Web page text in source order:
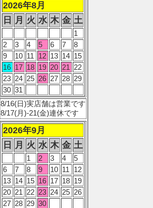
2026年8月
日 月 火 水 木 金 土
1
2
3 4 5 6 7
8
9
10 11 12 13 14 15
16 17 18 19 20 21 22
23 24 25 26 27 28 29
30 31
8/16(日)実店舗は営業です
8/17(月)-21(金)連休です
2026年9月
日 月 火 水 木 金 土
1 2 3 4
5
6
7 8 9 10 11
12
13 14 15 16 17 18 19
20 21 22 23 24 25 26
27 28 29 30